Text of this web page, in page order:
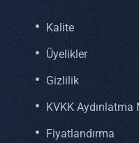
Kalite
Üyelikler
Gizlilik
KVKK Aydınlatma
Fiyatlandırma